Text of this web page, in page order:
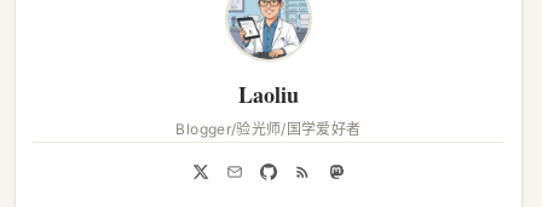
Laoliu
Blogger/验光师/国学爱好者